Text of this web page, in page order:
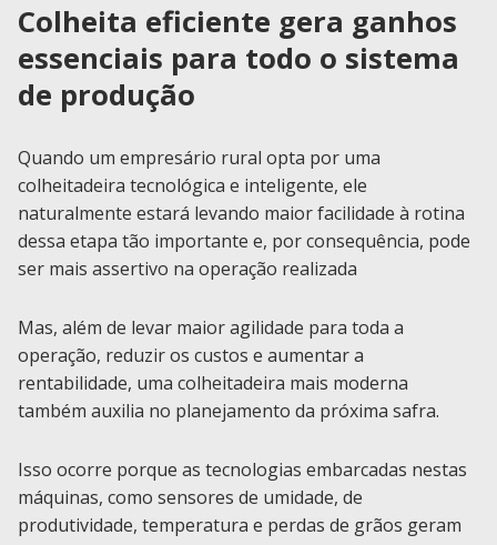
Colheita eficiente gera ganhos
essenciais para todo o sistema
de produção
Quando um empresário rural opta por uma
colheitadeira tecnológica e inteligente, ele
naturalmente estará levando maior facilidade à rotina
dessa etapa tão importante e, por consequência, pode
ser mais assertivo na operação realizada
Mas, além de levar maior agilidade para toda a
operação, reduzir os custos e aumentar a
rentabilidade, uma colheitadeira mais moderna
também auxilia no planejamento da próxima safra.
Isso ocorre porque as tecnologias embarcadas nestas
máquinas, como sensores de umidade, de
produtividade, temperatura e perdas de grãos geram